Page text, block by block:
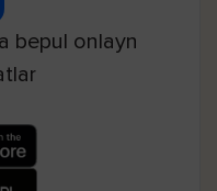
bepul onlayn